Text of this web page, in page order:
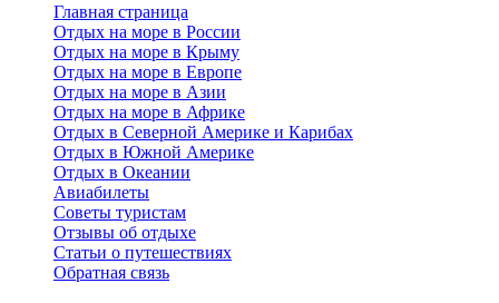
Главная страница
Отдых на море в России
Отдых на море в Крыму
Отдых на море в Европе
Отдых на море в Азии
Отдых на море в Африке
Отдых в Северной Америке и Карибах
Отдых в Южной Америке
Отдых в Океании
Авиабилеты
Советы туристам
Отзывы об отдыхе
Статьи о путешествиях
Обратная связь